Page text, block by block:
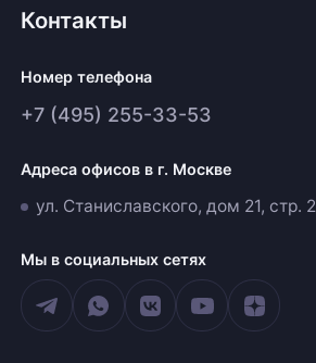
Контакты
Номер телефона
+7 (495) 255-33-53
Адреса офисов в г. Москве
ул. Станиславского, дом 21, стр. 2
Мы в социальных сетях